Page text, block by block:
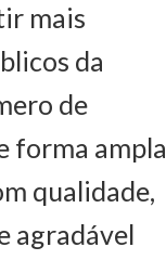
mais
da
de
forma ampla
qualidade,
agradável